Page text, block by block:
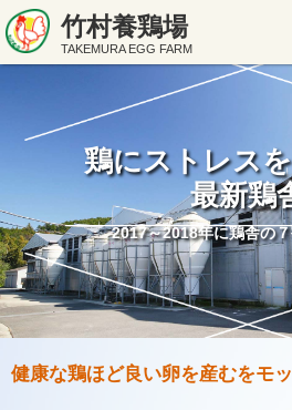
竹村養鶏場
TAKEMURA EGG FARM
鶏にストレス
最新鶏
2017～2018年に鶏舎の
健康な鶏ほど良い卵を産むをモ